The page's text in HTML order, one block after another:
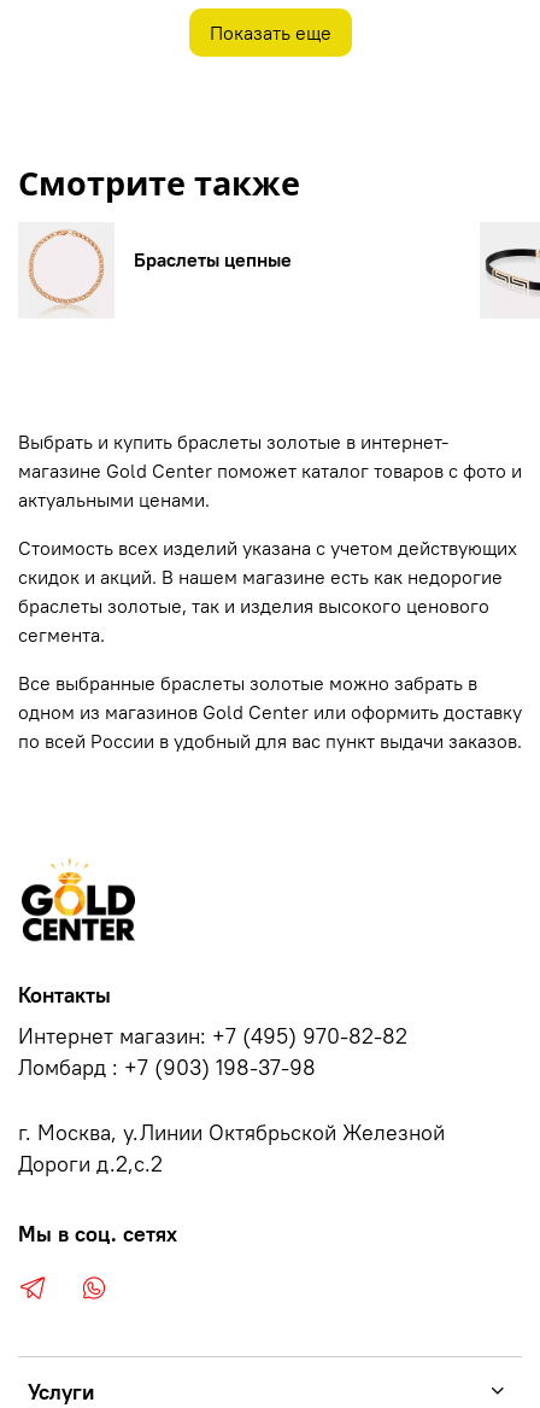
Показать еще
Смотрите также
Браслеты цепные
Выбрать и купить браслеты золотые в интернет-
магазине Gold Center поможет каталог товаров с фото и
актуальными ценами.
Стоимость всех изделий указана с учетом действующих
скидок и акций. В нашем магазине есть как недорогие
браслеты золотые, так и изделия высокого ценового
сегмента.
Все выбранные браслеты золотые можно забрать в
одном из магазинов Gold Center или оформить доставку
по всей России в удобный для вас пункт выдачи заказов.
Услуги
Контакты
Интернет магазин: +7 (495) 970-82-82
Ломбард : +7 (903) 198-37-98
г. Москва, у.Линии Октябрьской Железной
Дороги д.2,с.2
Мы в соц. сетях